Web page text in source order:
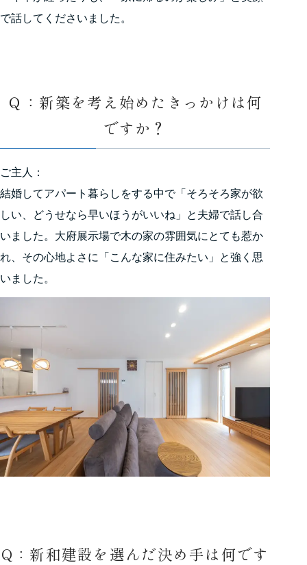
で話してくださいました。
Ｑ：新築を考え始めたきっかけは何
ですか？
ご主人：
結婚してアパート暮らしをする中で「そろそろ家が欲
しい、どうせなら早いほうがいいね」と夫婦で話し合
いました。大府展示場で木の家の雰囲気にとても惹か
れ、その心地よさに「こんな家に住みたい」と強く思
いました。
Q：新和建設を選んだ決め手は何です